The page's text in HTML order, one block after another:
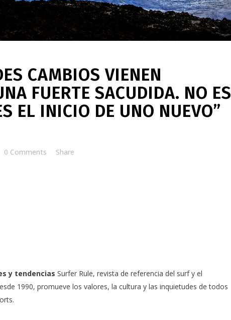
CAMBIOS VIENEN
FUERTE SACUDIDA. NO ES
EL INICIO DE UNO NUEVO”
0 Comments Share
y tendencias Surfer Rule, revista de referencia del surf y el
1990, promueve los valores, la cultura y las inquietudes de todos